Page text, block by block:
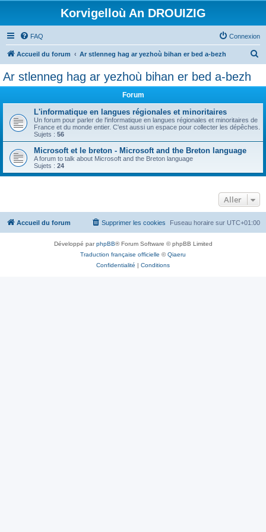
Korvigelloù An DROUIZIG
FAQ Connexion
Accueil du forum Ar stlenneg hag ar yezhoù bihan er bed a-bezh
Ar stlenneg hag ar yezhoù bihan er bed a-bezh
Forum
L'informatique en langues régionales et minoritaires
Un forum pour parler de l'informatique en langues régionales et minoritaires de
France et du monde entier. C'est aussi un espace pour collecter les dépêches.
Sujets : 56
Microsoft et le breton - Microsoft and the Breton language
A forum to talk about Microsoft and the Breton language
Sujets : 24
Aller
Accueil du forum Fuseau horaire sur UTC+01:00
Supprimer les cookies
Développé parphpBB® Forum Software © phpBB Limited
Traduction française officielle ©Qiaeru
Confidentialité | Conditions